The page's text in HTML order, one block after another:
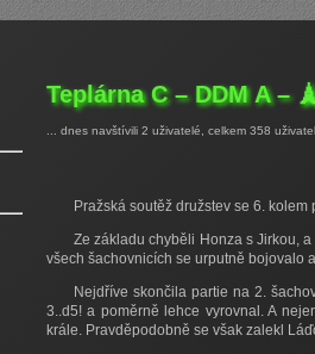
Teplárna C – DDM A –
... dnes navštívili 2 uživatelé, celkem 358
Pražská soutěž družstev se 6.
Ze základu chyběli Honza s Jirkou,
všech šachovnicích se urputně bojovalo
Nejdříve skončila partie na 2.
3..d5! a poměrně lehce vyrovnal. A
krále. Pravděpodobně se však zalekl